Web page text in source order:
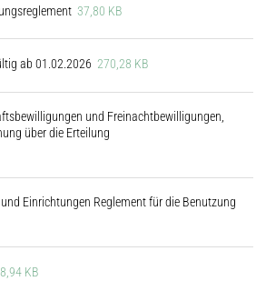
37,80 KB
ab 01.02.2026 270,28 KB
und Freinachtbewilligungen,
über die Erteilung
Einrichtungen Reglement für die Benutzung
KB